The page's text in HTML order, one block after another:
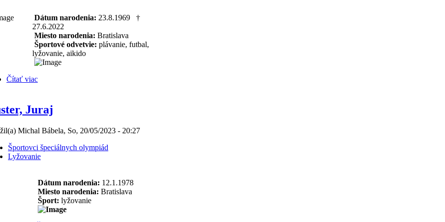
Dátum narodenia: 23.8.1969 †
27.6.2022
Miesto narodenia: Bratislava
Športové odvetvie: plávanie, futbal,
lyžovanie, aikido
Čítať viac
Juraj
Michal Bábela, So, 20/05/2023 - 20:27
Športovci špeciálnych olympiád
Lyžovanie
Dátum narodenia: 12.1.1978
Miesto narodenia: Bratislava
Šport: lyžovanie